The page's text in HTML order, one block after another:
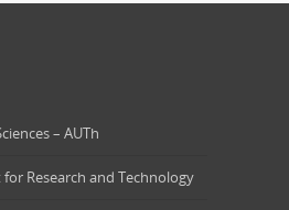
– AUTh
Research and Technology